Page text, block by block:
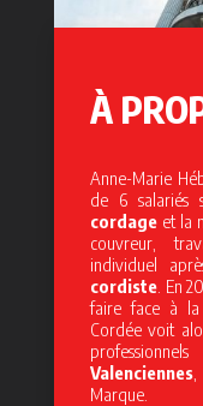
À
Anne-Marie
de 6 salariés
cordageet la
couvreur,
individuel
cordiste. En
faire face à la
Cordée voit
Valenciennes,
Marque.